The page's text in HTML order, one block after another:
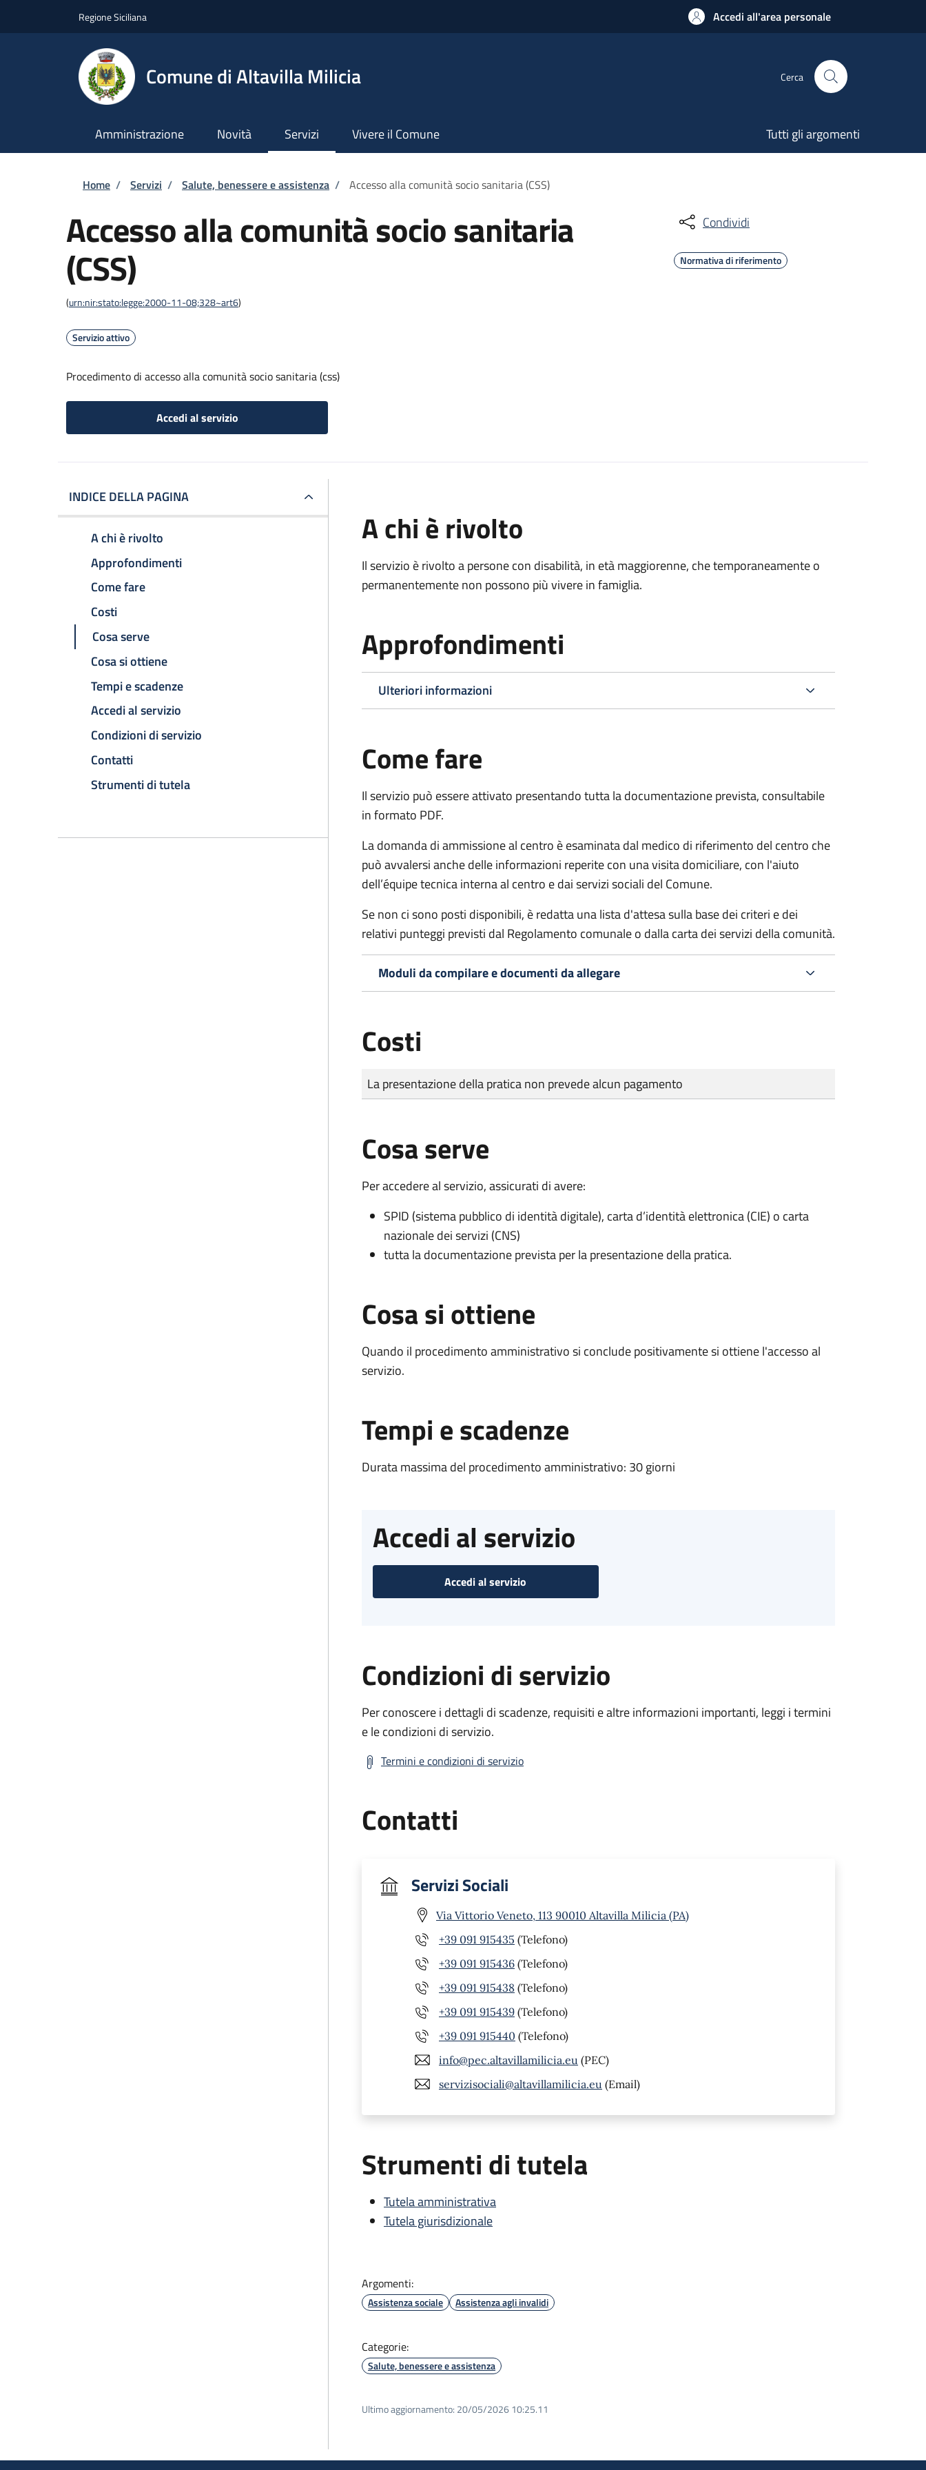
Regione Siciliana Accedi all'area personale
Comune di Altavilla Milicia Cerca
Amministrazione Novità Servizi Vivere il Comune Tutti gli argomenti
Briciole di pane
Home / Servizi / Salute, benessere e assistenza / Accesso alla comunità socio sanitaria (CSS)
Accesso alla comunità socio sanitaria
(CSS)
(urn:nir:stato:legge:2000-11-08;328~art6)
Servizio attivo
Procedimento di accesso alla comunità socio sanitaria (css)
Accedi al servizio
Condividi
Normativa di riferimento
INDICE DELLA PAGINA
A chi è rivolto
Approfondimenti
Come fare
Costi
Cosa serve
Cosa si ottiene
Tempi e scadenze
Accedi al servizio
Condizioni di servizio
Contatti
Strumenti di tutela
A chi è rivolto
Il servizio è rivolto a persone con disabilità, in età maggiorenne, che temporaneamente o
permanentemente non possono più vivere in famiglia.
Approfondimenti
Ulteriori informazioni
Come fare
Il servizio può essere attivato presentando tutta la documentazione prevista, consultabile
in formato PDF.
La domanda di ammissione al centro è esaminata dal medico di riferimento del centro che
può avvalersi anche delle informazioni reperite con una visita domiciliare, con l'aiuto
dell’équipe tecnica interna al centro e dai servizi sociali del Comune.
Se non ci sono posti disponibili, è redatta una lista d'attesa sulla base dei criteri e dei
relativi punteggi previsti dal Regolamento comunale o dalla carta dei servizi della comunità.
Moduli da compilare e documenti da allegare
Costi
Tipo di pagamento
Importo
La presentazione della pratica non prevede alcun pagamento
Cosa serve
Per accedere al servizio, assicurati di avere:
SPID (sistema pubblico di identità digitale), carta d’identità elettronica (CIE) o carta
nazionale dei servizi (CNS)
tutta la documentazione prevista per la presentazione della pratica.
Cosa si ottiene
Quando il procedimento amministrativo si conclude positivamente si ottiene l'accesso al
servizio.
Tempi e scadenze
Durata massima del procedimento amministrativo: 30 giorni
Accedi al servizio
Accedi al servizio
Condizioni di servizio
Per conoscere i dettagli di scadenze, requisiti e altre informazioni importanti, leggi i termini
e le condizioni di servizio.
Termini e condizioni di servizio
Contatti
Servizi Sociali
Via Vittorio Veneto, 113 90010 Altavilla Milicia (PA)
+39 091 915435 (Telefono)
+39 091 915436 (Telefono)
+39 091 915438 (Telefono)
+39 091 915439 (Telefono)
+39 091 915440 (Telefono)
info@pec.altavillamilicia.eu (PEC)
servizisociali@altavillamilicia.eu (Email)
Strumenti di tutela
Tutela amministrativa
Tutela giurisdizionale
Argomenti:
Assistenza sociale Assistenza agli invalidi
Categorie:
Salute, benessere e assistenza
Ultimo aggiornamento: 20/05/2026 10:25.11